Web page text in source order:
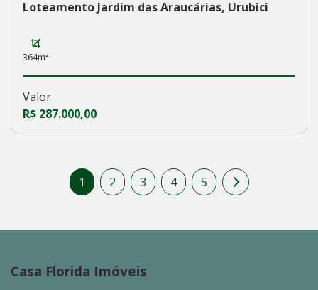
Loteamento Jardim das Araucárias, Urubici
364m²
Valor
R$ 287.000,00
1 2 3 4 5
Casa Florida Imóveis